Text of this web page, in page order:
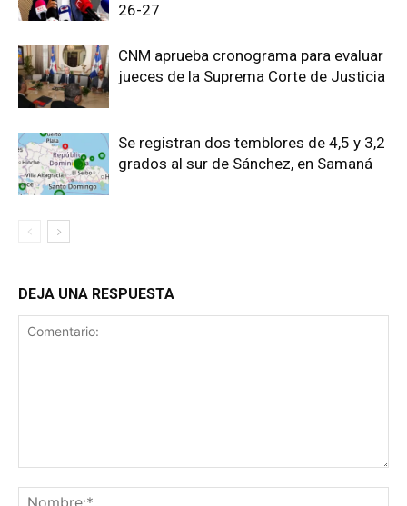
26-27
CNM aprueba cronograma para evaluar
jueces de la Suprema Corte de Justicia
Se registran dos temblores de 4,5 y 3,2
grados al sur de Sánchez, en Samaná
DEJA UNA RESPUESTA